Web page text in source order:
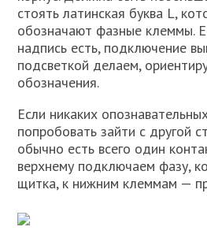
стоять латинская буква L,
обозначают фазные клеммы.
надпись есть, подключение
подсветкой делаем,
обозначения.
Если никаких
попробовать зайти с другой
обычно есть всего один
верхнему подключаем фазу,
щитка, к нижним клеммам —